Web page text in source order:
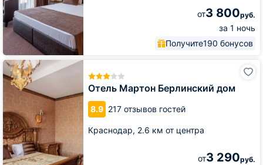
от3 800руб.
за 1 ночь
Получите190 бонусов
Отель Мартон Берлинский дом
8.9 217 отзывов гостей
Краснодар, 2.6 км от центра
от3 290руб.
Отель
Мартон
Берлинский